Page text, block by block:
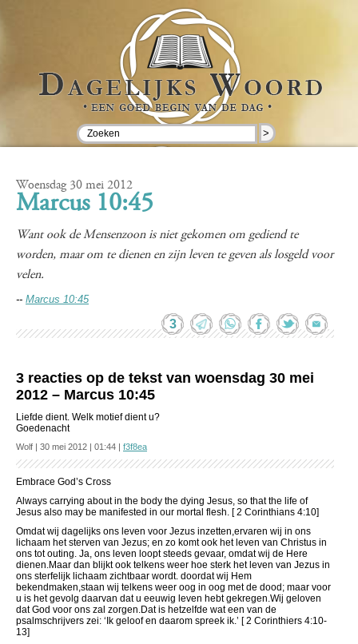
>
Woensdag 30 mei 2012
Marcus 10:45
Want ook de Mensenzoon is niet gekomen om gediend te
worden, maar om te dienen en zijn leven te geven als losgeld voor
velen.
-- Marcus 10:45
3
3 reacties op de tekst van woensdag 30 mei
2012 – Marcus 10:45
Liefde dient. Welk motief dient u?
Goedenacht
Wolf | 30 mei 2012 | 01:44 | f3f8ea
Embrace God’s Cross
Always carrying about in the body the dying Jesus, so that the life of
Jesus also may be manifested in our mortal flesh. [ 2 Corinthians 4:10]
Omdat wij dagelijks ons leven voor Jezus inzetten,ervaren wij in ons
lichaam het sterven van Jezus; en zo komt ook het leven van Christus in
ons tot outing. Ja, ons leven loopt steeds gevaar, omdat wij de Here
dienen.Maar dan blijkt ook telkens weer hoe sterk het leven van Jezus in
ons sterfelijk lichaam zichtbaar wordt. doordat wij Hem
bekendmaken,staan wij telkens weer oog in oog met de dood; maar voor
u is het gevolg daarvan dat u eeuwig leven hebt gekregen.Wij geloven
dat God voor ons zal zorgen.Dat is hetzelfde wat een van de
psalmschrijvers zei: ‘Ik geloof en daarom spreek ik.’ [ 2 Corinthiers 4:10-
13]